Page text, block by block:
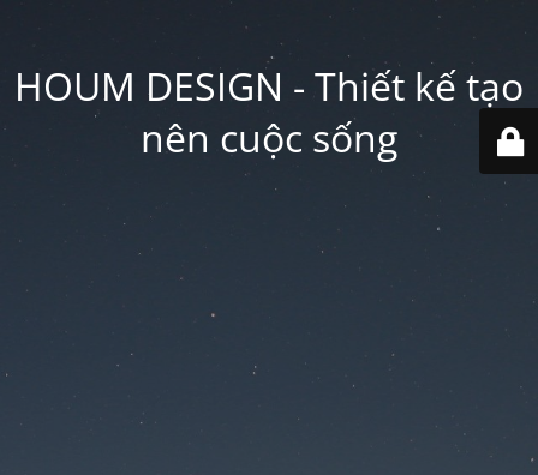
HOUM DESIGN - Thiết kế tạo
nên cuộc sống